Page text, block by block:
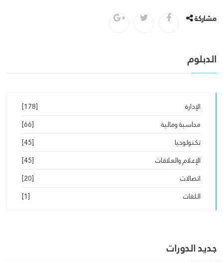
مشاركة
الدبلوم
الإدارة
[178]
محاسبة ومالية
[66]
تكنولوجيا
[45]
الإعلام والعلاقات
[45]
اتصالات
[20]
اللغات
[1]
جديد الدورات